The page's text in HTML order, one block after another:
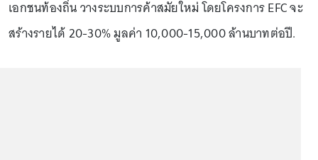
เอกชนท้องถิ่น วางระบบการค้าสมัยใหม่ โดยโครงการ EFC จะ
สร้างรายได้ 20-30% มูลค่า 10,000-15,000 ล้านบาทต่อปี.